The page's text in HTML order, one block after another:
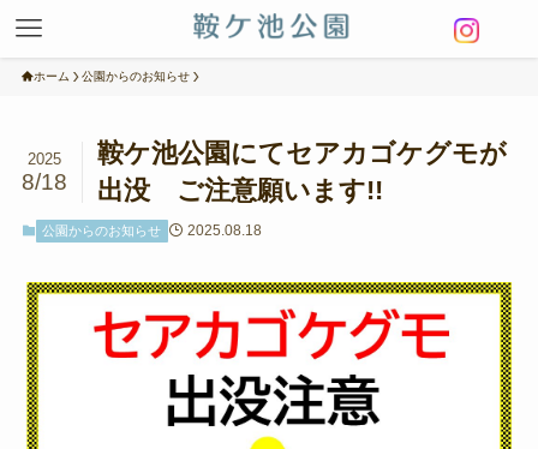
ホーム 公園からのお知らせ
鞍ケ池公園にてセアカゴケグモが
出没 ご注意願います!!
2025
8/18
公園からのお知らせ 2025.08.18